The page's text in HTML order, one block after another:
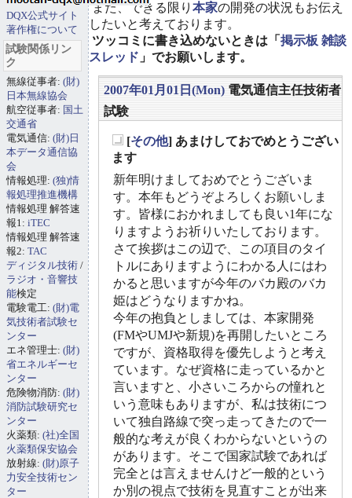
また、できる限り 本家の開発の状況もお伝え
したいと考えております。
ツッコミに書き込めないときは「 掲示板 雑談
スレッド 」でお願いします。
2007年01月01日(Mon) 電気通信主任技術者
試験
[その他] あまけしておでめとうござい
ます
新年明けましておめでとうございま
す。本年もどうぞよろしくお願いしま
す。皆様におかれましても良い1年にな
りますようお祈りいたしております。
さて挨拶はこの辺で、この項目のタイ
トルにありますようにわかる人にはわ
かると思いますが今年のバカ殿のバカ
姫はどうなりますかね。
今年の抱負としましては、本家開発
(FMやUMJや新規)を再開したいところ
ですが、資格取得を優先しようと考え
ています。なぜ資格に走っているかと
言いますと、小さいころからの憧れと
いう意味もありますが、私は技術につ
いて独自路線で突っ走ってきたので一
般的な考えが良くわからないというの
があります。そこで国家試験であれば
完全とは言えませんけど一般的という
か別の視点で技術を見直すことが出来
DQX公式サイト
著作権について
試験関係リン
ク
無線従事者: (財)
日本無線協会
航空従事者: 国土
交通省
電気通信: (財)日
本データ通信協
会
情報処理: (独)情
報処理推進機構
情報処理 解答速
報1: iTEC
情報処理 解答速
報2: TAC
ディジタル技術 /
ラジオ・音響技
能検定
電験電工: (財)電
気技術者試験セ
ンター
エネ管理士: (財)
省エネルギーセ
ンター
危険物消防: (財)
消防試験研究セ
ンター
火薬類: (社)全国
火薬類保安協会
放射線: (財)原子
力安全技術セン
ター